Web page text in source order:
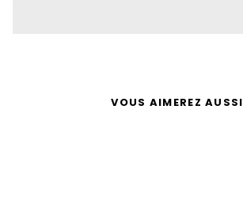
VOUS AIMEREZ AUSSI